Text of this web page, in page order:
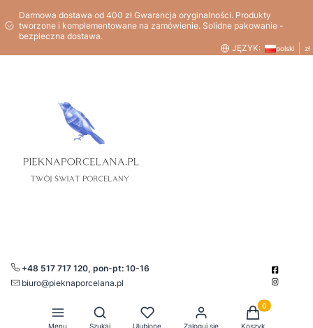
Darmowa dostawa od 400 zł Gwarancja oryginalności. Produkty
tworzone i komplementowane na zamówienie. Solidne pakowanie -
bezpieczna dostawa.
JĘZYK:
polski zł
+48 517 717 120, pon-pt: 10-16
biuro@pieknaporcelana.pl
Menu
Otwórz wyszukiwarkę
Szukaj Ulubione Zaloguj się
Produkty w
Koszyk